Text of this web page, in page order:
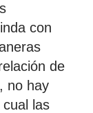
con
de
no hay
las